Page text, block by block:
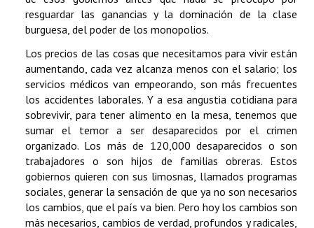
resguardar las ganancias y la dominación de la clase
burguesa, del poder de los monopolios.
Los precios de las cosas que necesitamos para vivir están
aumentando, cada vez alcanza menos con el salario; los
servicios médicos van empeorando, son más frecuentes
los accidentes laborales. Y a esa angustia cotidiana para
sobrevivir, para tener alimento en la mesa, tenemos que
sumar el temor a ser desaparecidos por el crimen
organizado. Los más de 120,000 desaparecidos o son
trabajadores o son hijos de familias obreras. Estos
gobiernos quieren con sus limosnas, llamados programas
sociales, generar la sensación de que ya no son necesarios
los cambios, que el país va bien. Pero hoy los cambios son
más necesarios, cambios de verdad, profundos y radicales,